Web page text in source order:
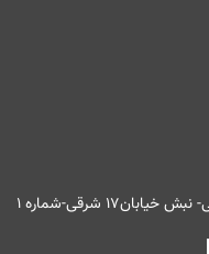
شرقی-شماره ۱